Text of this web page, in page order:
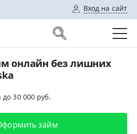
Вход на сайт
онлайн без лишних
30 000 руб.
займ